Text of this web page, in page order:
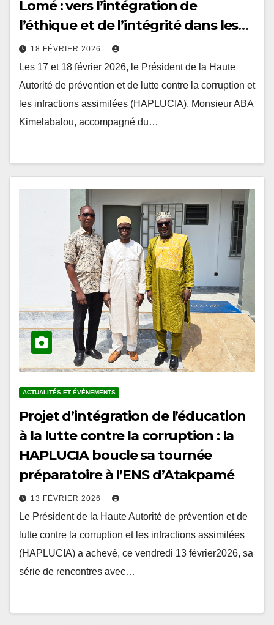
Lomé : vers l’intégration de
l’éthique et de l’intégrité dans les
curricula doctoraux au Togo
18 FÉVRIER 2026
Les 17 et 18 février 2026, le Président de la Haute
Autorité de prévention et de lutte contre la corruption et
les infractions assimilées (HAPLUCIA), Monsieur ABA
Kimelabalou, accompagné du…
ACTUALITÉS ET ÉVÉNEMENTS
Projet d’intégration de l’éducation
à la lutte contre la corruption : la
HAPLUCIA boucle sa tournée
préparatoire à l’ENS d’Atakpamé
13 FÉVRIER 2026
Le Président de la Haute Autorité de prévention et de
lutte contre la corruption et les infractions assimilées
(HAPLUCIA) a achevé, ce vendredi 13 février2026, sa
série de rencontres avec…